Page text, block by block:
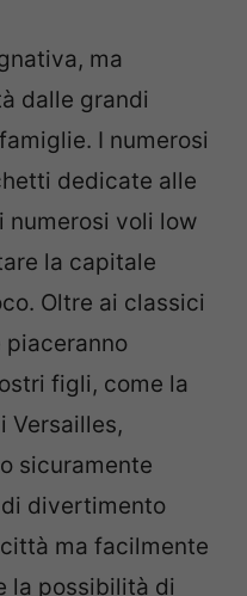
ma
dalle grandi
I numerosi
dedicate alle
numerosi voli low
la capitale
Oltre ai classici
piaceranno
figli, come la
Versailles,
sicuramente
divertimento
ma facilmente
la possibilità di